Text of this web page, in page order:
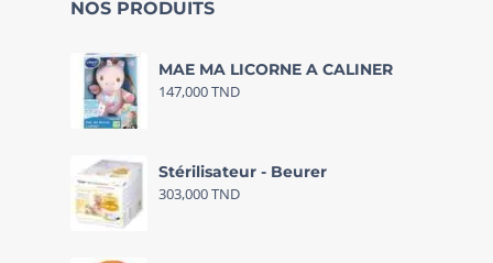
NOS PRODUITS
MAE MA LICORNE A CALINER
147,000TND
Stérilisateur - Beurer
303,000TND